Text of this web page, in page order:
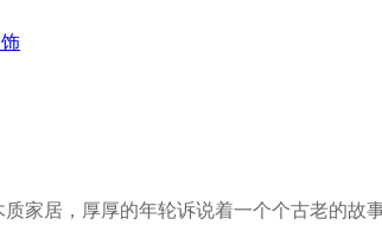
家居，厚厚的年轮诉说着一个个古老的